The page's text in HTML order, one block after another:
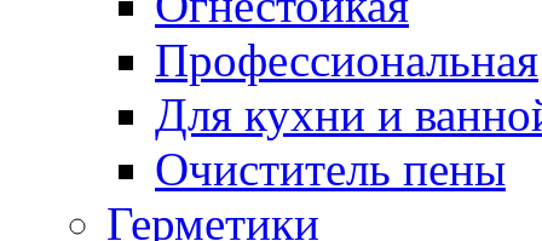
Профессиональная
Для кухни и
Очиститель пены
Герметики